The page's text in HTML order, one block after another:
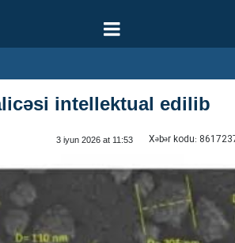
intellektual edilib
3 iyun 2026 at 11:53 Xəbər kodu: